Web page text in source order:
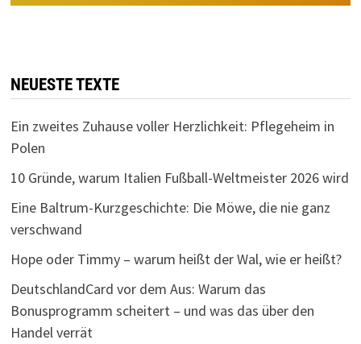
NEUESTE TEXTE
Ein zweites Zuhause voller Herzlichkeit: Pflegeheim in
Polen
10 Gründe, warum Italien Fußball-Weltmeister 2026 wird
Eine Baltrum-Kurzgeschichte: Die Möwe, die nie ganz
verschwand
Hope oder Timmy – warum heißt der Wal, wie er heißt?
DeutschlandCard vor dem Aus: Warum das
Bonusprogramm scheitert – und was das über den
Handel verrät